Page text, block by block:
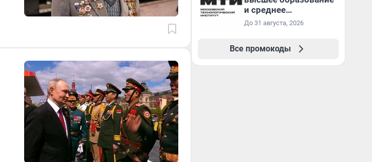
и среднее
специальное
До 31 августа, 2026
Все промокоды